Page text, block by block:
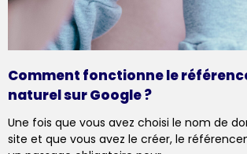
Comment fonctionne le
naturel sur Google ?
Une fois que vous avez choisi le nom de
site et que vous avez le créer, le